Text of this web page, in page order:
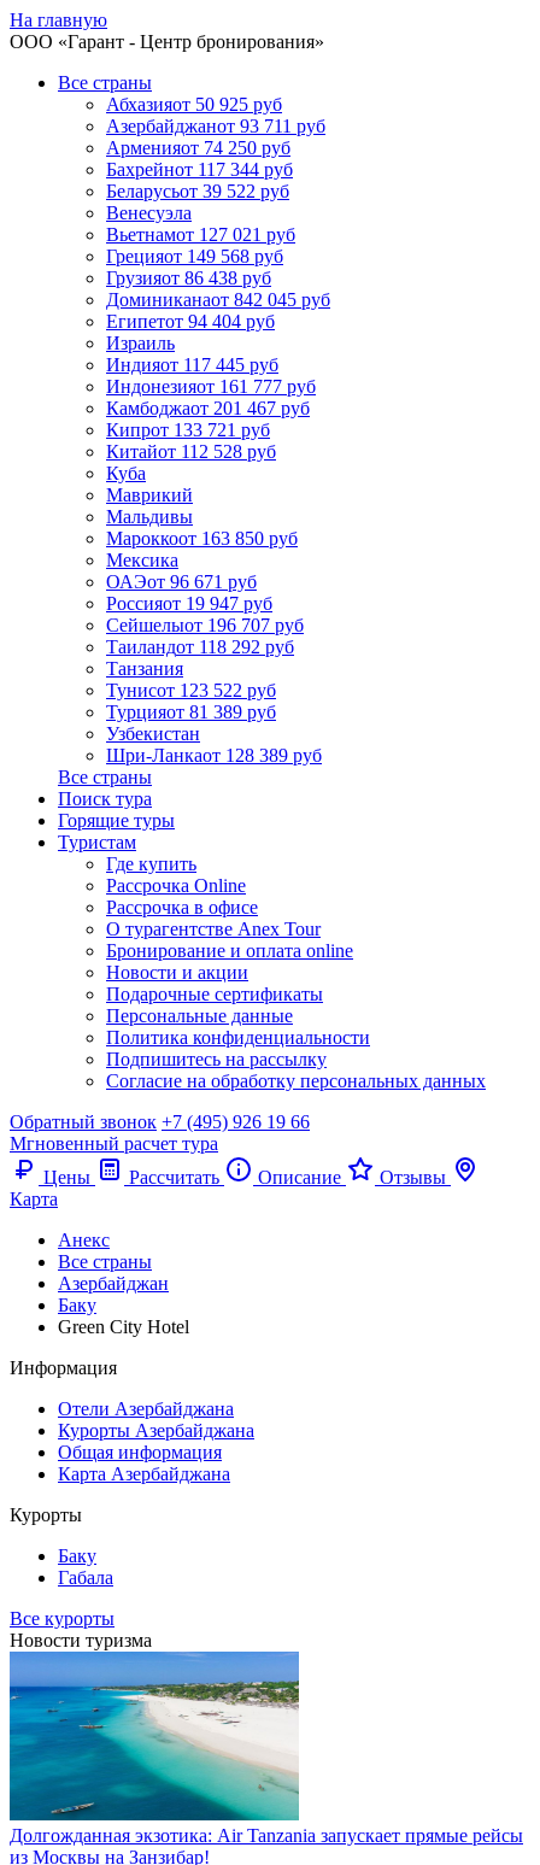
На главную
ООО «Гарант - Центр бронирования»
Все страны
Абхазияот 50 925 руб
Азербайджанот 93 711 руб
Арменияот 74 250 руб
Бахрейнот 117 344 руб
Беларусьот 39 522 руб
Венесуэла
Вьетнамот 127 021 руб
Грецияот 149 568 руб
Грузияот 86 438 руб
Доминиканаот 842 045 руб
Египетот 94 404 руб
Израиль
Индияот 117 445 руб
Индонезияот 161 777 руб
Камбоджаот 201 467 руб
Кипрот 133 721 руб
Китайот 112 528 руб
Куба
Маврикий
Мальдивы
Мароккоот 163 850 руб
Мексика
ОАЭот 96 671 руб
Россияот 19 947 руб
Сейшелыот 196 707 руб
Таиландот 118 292 руб
Танзания
Тунисот 123 522 руб
Турцияот 81 389 руб
Узбекистан
Шри-Ланкаот 128 389 руб
Все страны
Поиск тура
Горящие туры
Туристам
Где купить
Рассрочка Online
Рассрочка в офисе
О турагентстве Anex Tour
Бронирование и оплата online
Новости и акции
Подарочные сертификаты
Персональные данные
Политика конфиденциальности
Подпишитесь на рассылку
Согласие на обработку персональных данных
Обратный звонок +7 (495) 926 19 66
Мгновенный расчет тура
Цены
Рассчитать Описание
Отзывы
Карта
Анекс
Все страны
Азербайджан
Баку
Green City Hotel
Информация
Отели Азербайджана
Курорты Азербайджана
Общая информация
Карта Азербайджана
Курорты
Баку
Габала
Все курорты
Новости туризма
Долгожданная экзотика: Air Tanzania запускает прямые рейсы
из Москвы на Занзибар!